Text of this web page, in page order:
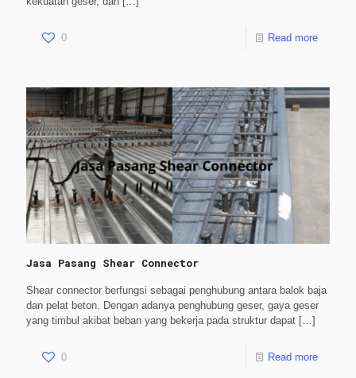
0 Read more
Jasa Pasang Shear Connector
Shear connector berfungsi sebagai penghubung antara balok baja
dan pelat beton. Dengan adanya penghubung geser, gaya geser
yang timbul akibat beban yang bekerja pada struktur dapat […]
0 Read more